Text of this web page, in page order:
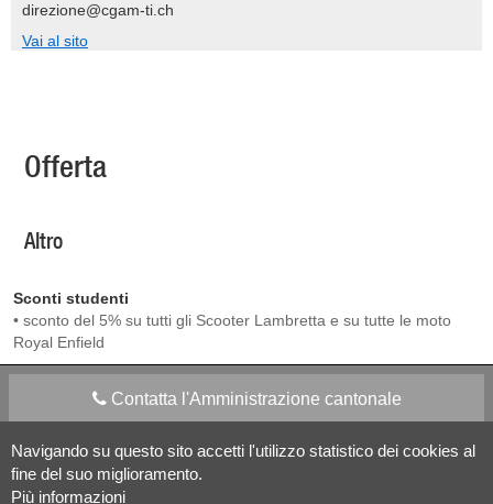
Navigando su questo sito accetti l'utilizzo statistico dei cookies al
fine del suo miglioramento.
Più informazioni
direzione@cgam-ti.ch
Vai al sito
Offerta
Altro
Sconti studenti
• sconto del 5% su tutti gli Scooter Lambretta e su tutte le moto
Royal Enfield
Contatta l'Amministrazione cantonale
Apps Mobile Social media